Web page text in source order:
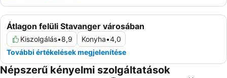
Átlagon felüli Stavanger városában
Kiszolgálás•8,9 Konyha•4,0
További értékelések megjelenítése
Népszerű kényelmi szolgáltatások